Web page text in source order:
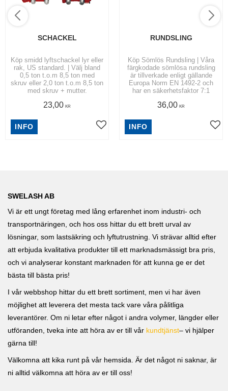
SCHACKEL
Köp smidd lyftschackel lyr eller
rak, US standard. | Välj bland
0,5 ton t.o.m 8,5 ton med
skruv eller 2,0 ton t.o.m 8,5 ton
med skruv + mutter.
23,00 KR
INFO
RUNDSLING
Köp Sömlös Rundsling | Våra
färgkodade sömlösa rundsling
är tillverkade enligt gällande
Europa Norm EN 1492-2 och
har en säkerhetsfaktor 7:1
36,00 KR
INFO
SWELASH AB
Vi är ett ungt företag med lång erfarenhet inom industri- och
transportnäringen, och hos oss hittar du ett brett urval av
lösningar, som lastsäkring och lyftutrustning. Vi strävar alltid efter
att erbjuda kvalitativa produkter till ett marknadsmässigt bra pris,
och vi analyserar konstant marknaden för att kunna ge er det
bästa till bästa pris!
I vår webbshop hittar du ett brett sortiment, men vi har även
möjlighet att leverera det mesta tack vare våra pålitliga
leverantörer. Om ni letar efter något i andra volymer, längder eller
utföranden, tveka inte att höra av er till vår kundtjänst– vi hjälper
gärna till!
Välkomna att kika runt på vår hemsida. Är det något ni saknar, är
ni alltid välkomna att höra av er till oss!